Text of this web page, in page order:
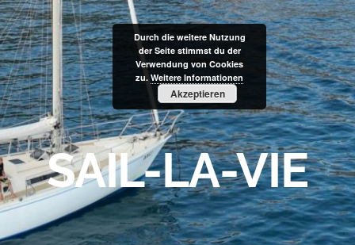
SAIL-LA-VIE
Durch die weitere Nutzung
der Seite stimmst du der
Verwendung von Cookies
zu. Weitere Informationen
Akzeptieren